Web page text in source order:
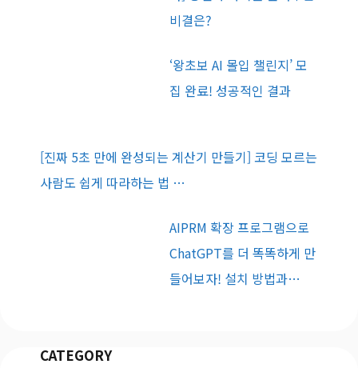
비결은?
‘왕초보 AI 몰입 챌린지’ 모
집 완료! 성공적인 결과
[진짜 5초 만에 완성되는 계산기 만들기] 코딩 모르는
사람도 쉽게 따라하는 법 …
AIPRM 확장 프로그램으로
ChatGPT를 더 똑똑하게 만
들어보자! 설치 방법과…
CATEGORY